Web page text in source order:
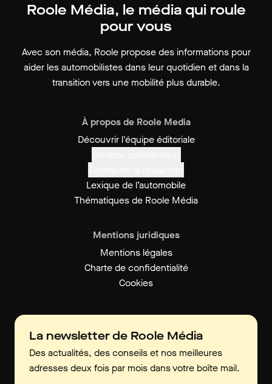
Roole Média, le média qui roule
pour vous
Avec son média, Roole propose des informations pour
aider les automobilistes dans leur quotidien et dans la
transition vers une mobilité plus durable.
À propos de Roole Media
Découvrir l'équipe éditoriale
Lexique de l’automobile
Thématiques de Roole Média
Mentions juridiques
Mentions légales
Charte de confidentialité
Cookies
La newsletter de Roole Média
Des actualités, des conseils et nos meilleures
adresses deux fois par mois dans votre boîte mail.